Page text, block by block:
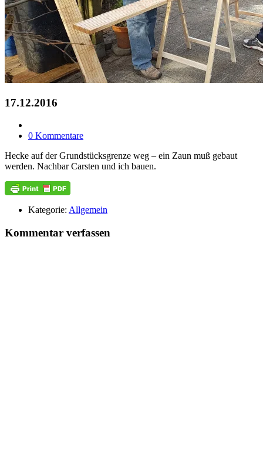
17.12.2016
0 Kommentare
Hecke auf der Grundstücksgrenze weg – ein Zaun muß gebaut
werden. Nachbar Carsten und ich bauen.
Kategorie: Allgemein
Kommentar verfassen